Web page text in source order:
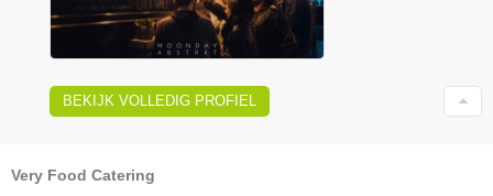
BEKIJK VOLLEDIG PROFIEL
Very Food Catering